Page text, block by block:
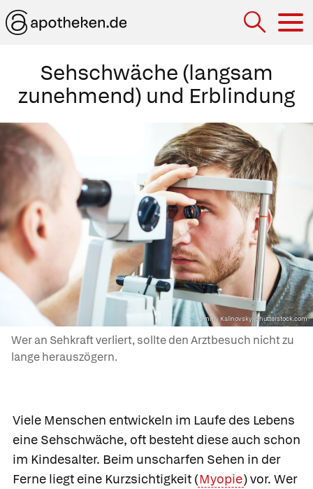
Sehschwäche (langsam
zunehmend) und Erblindung
Dmitry Kalinovsky/Shutterstock.com
Wer an Sehkraft verliert, sollte den Arztbesuch nicht zu
lange herauszögern.
Viele Menschen entwickeln im Laufe des Lebens
eine Sehschwäche, oft besteht diese auch schon
im Kindesalter. Beim unscharfen Sehen in der
Ferne liegt eine Kurzsichtigkeit (Myopie) vor. Wer